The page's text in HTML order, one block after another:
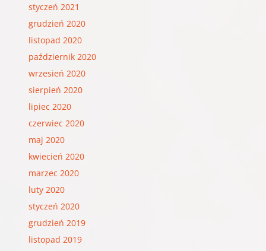
styczeń 2021
grudzień 2020
listopad 2020
październik 2020
wrzesień 2020
sierpień 2020
lipiec 2020
czerwiec 2020
maj 2020
kwiecień 2020
marzec 2020
luty 2020
styczeń 2020
grudzień 2019
listopad 2019